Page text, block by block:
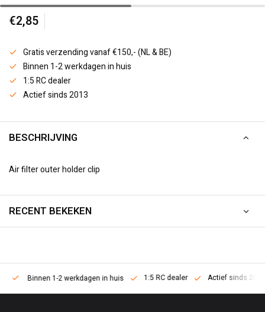
€2,85
Gratis verzending vanaf €150,- (NL & BE)
Binnen 1-2 werkdagen in huis
1:5 RC dealer
Actief sinds 2013
BESCHRIJVING
Air filter outer holder clip
RECENT BEKEKEN
Binnen 1-2 werkdagen in huis 1:5 RC dealer Actief sinds 2013